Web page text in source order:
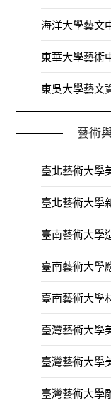
海洋大學藝文
東華大學藝術
東吳大學藝文
藝術
臺北藝術大學
臺北藝術大學
臺南藝術大學
臺南藝術大學
臺南藝術大學
臺灣藝術大學
臺灣藝術大學
臺灣藝術大學